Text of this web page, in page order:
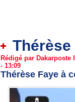
Rédigé par Dakarposte
- 13:09
Thérèse Faye à